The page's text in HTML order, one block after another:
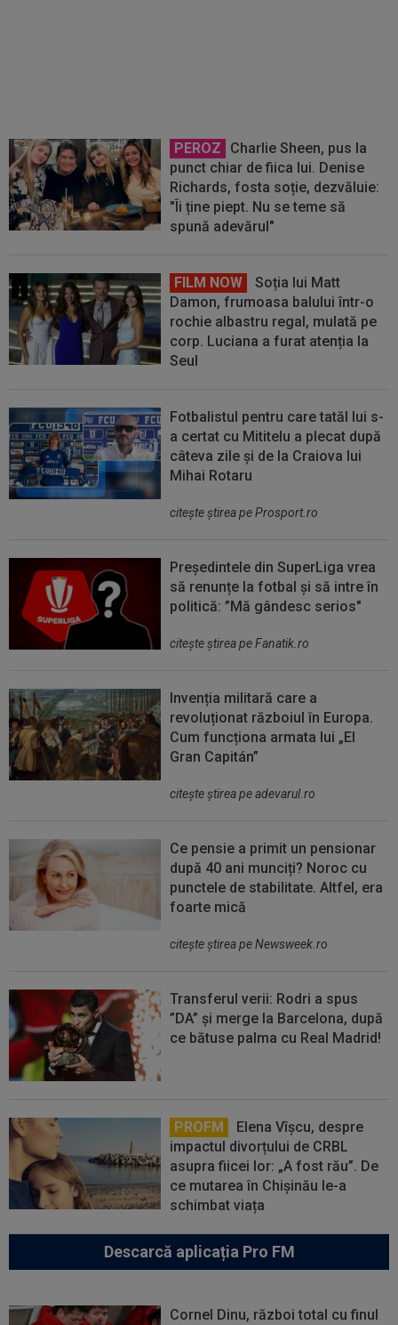
PEROZ
Charlie Sheen, pus la
punct chiar de fiica lui. Denise
Richards, fosta soție, dezvăluie:
"Îi ține piept. Nu se teme să
spună adevărul"
FILM NOW
Soția lui Matt
Damon, frumoasa balului într-o
rochie albastru regal, mulată pe
corp. Luciana a furat atenția la
Seul
Fotbalistul pentru care tatăl lui s-
a certat cu Mititelu a plecat după
câteva zile și de la Craiova lui
Mihai Rotaru
citeşte ştirea pe Prosport.ro
Președintele din SuperLiga vrea
să renunțe la fotbal și să intre în
politică: ”Mă gândesc serios"
citeşte ştirea pe Fanatik.ro
Invenția militară care a
revoluționat războiul în Europa.
Cum funcționa armata lui „El
Gran Capitán”
citeşte ştirea pe adevarul.ro
Ce pensie a primit un pensionar
după 40 ani munciți? Noroc cu
punctele de stabilitate. Altfel, era
foarte mică
citeşte ştirea pe Newsweek.ro
Transferul verii: Rodri a spus
”DA” și merge la Barcelona, după
ce bătuse palma cu Real Madrid!
PROFM
Elena Vîșcu, despre
impactul divorțului de CRBL
asupra fiicei lor: „A fost rău”. De
ce mutarea în Chișinău le-a
schimbat viața
Descarcă aplicația Pro FM
Cornel Dinu, război total cu finul